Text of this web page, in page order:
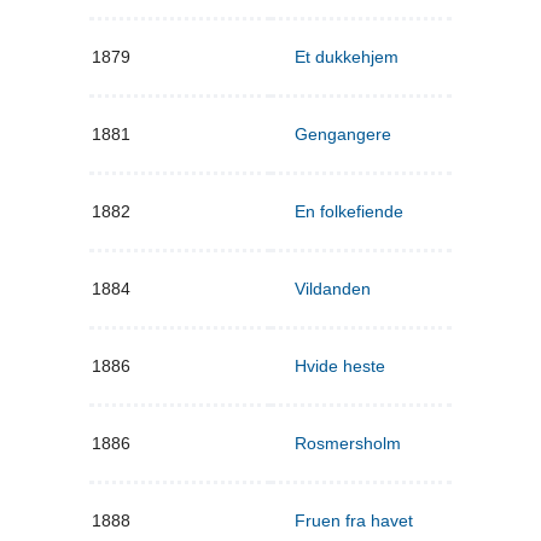
1879 Et dukkehjem
1881 Gengangere
1882 En folkefiende
1884 Vildanden
1886 Hvide heste
1886 Rosmersholm
1888 Fruen fra havet